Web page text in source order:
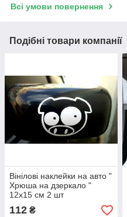
Всі умови повернення
Подібні товари компанії
Вінілові наклейки на авто "
Хрюша на дзеркало "
12х15 см 2 шт
112 ₴